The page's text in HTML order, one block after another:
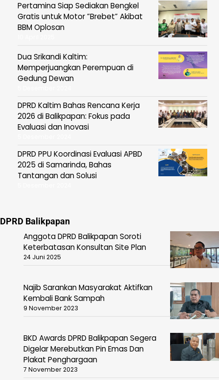
Pertamina Siap Sediakan Bengkel
Gratis untuk Motor ”Brebet” Akibat
BBM Oplosan
Dua Srikandi Kaltim:
Memperjuangkan Perempuan di
Gedung Dewan
DPRD Kaltim Bahas Rencana Kerja
2026 di Balikpapan: Fokus pada
Evaluasi dan Inovasi
DPRD PPU Koordinasi Evaluasi APBD
2025 di Samarinda, Bahas
Tantangan dan Solusi
DPRD Balikpapan
Anggota DPRD Balikpapan Soroti
Keterbatasan Konsultan Site Plan
24 Juni 2025
Najib Sarankan Masyarakat Aktifkan
Kembali Bank Sampah
9 November 2023
BKD Awards DPRD Balikpapan Segera
Digelar Merebutkan Pin Emas Dan
Plakat Penghargaan
7 November 2023